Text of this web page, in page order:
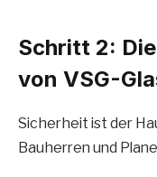
Schritt 2:
von VSG-
Sicherheit ist der
Bauherren und